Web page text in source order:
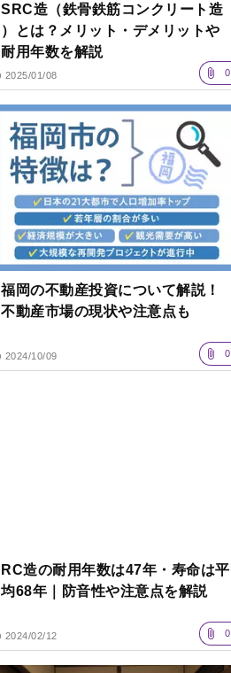
SRC造（鉄骨鉄筋コンクリート造
）とは？メリット・デメリットや
耐用年数を解説
2025/01/08 0
福岡の不動産投資について解説！
不動産市場の現状や注意点も
2024/10/09 0
RC造の耐用年数は47年・寿命は平
均68年｜防音性や注意点を解説
2024/02/12 0